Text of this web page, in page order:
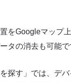
をGoogleマップ
タの消去も可能で
探す」では、デ